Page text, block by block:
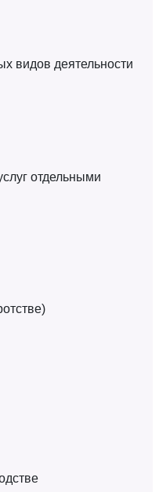
видов деятельности
отдельными